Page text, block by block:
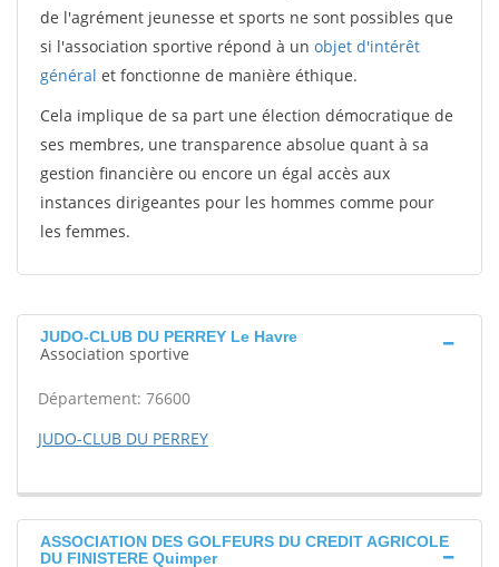
de l'agrément jeunesse et sports ne sont possibles que
si l'association sportive répond à un objet d'intérêt
général et fonctionne de manière éthique.
Cela implique de sa part une élection démocratique de
ses membres, une transparence absolue quant à sa
gestion financière ou encore un égal accès aux
instances dirigeantes pour les hommes comme pour
les femmes.
JUDO-CLUB DU PERREY Le Havre
Association sportive
Département: 76600
JUDO-CLUB DU PERREY
ASSOCIATION DES GOLFEURS DU CREDIT AGRICOLE
DU FINISTERE Quimper